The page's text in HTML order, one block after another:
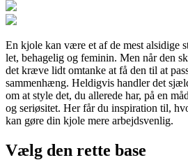
En kjole kan være et af de mest alsidige
let, behagelig og feminin. Men når den
det kræve lidt omtanke at få den til at
sammenhæng. Heldigvis handler det
om at style det, du allerede har, på en
og seriøsitet. Her får du inspiration til,
kan gøre din kjole mere arbejdsvenlig.
Vælg den rette base